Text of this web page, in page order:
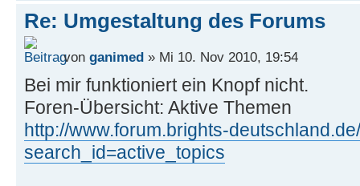
Re: Umgestaltung des Forums
von ganimed » Mi 10. Nov 2010, 19:54
Bei mir funktioniert ein Knopf nicht.
Foren-Übersicht: Aktive Themen
http://www.forum.brights-
search_id=active_topics